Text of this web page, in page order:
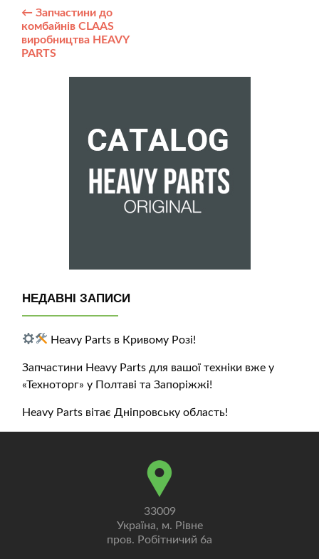
Post
navigation
← Запчастини до
комбайнів CLAAS
виробництва HEAVY
PARTS
НЕДАВНІ ЗАПИСИ
Heavy Parts в Кривому Розі!
Запчастини Heavy Parts для вашої техніки вже у
«Техноторг» у Полтаві та Запоріжжі!
Heavy Parts вітає Дніпровську область!
33009
Україна, м. Рівне
пров. Робітничий 6а